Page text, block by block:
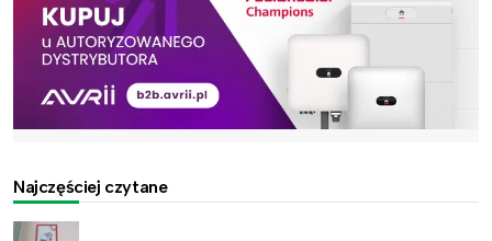
Najczęściej czytane